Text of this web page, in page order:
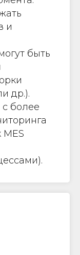
и
быть
др.).
более